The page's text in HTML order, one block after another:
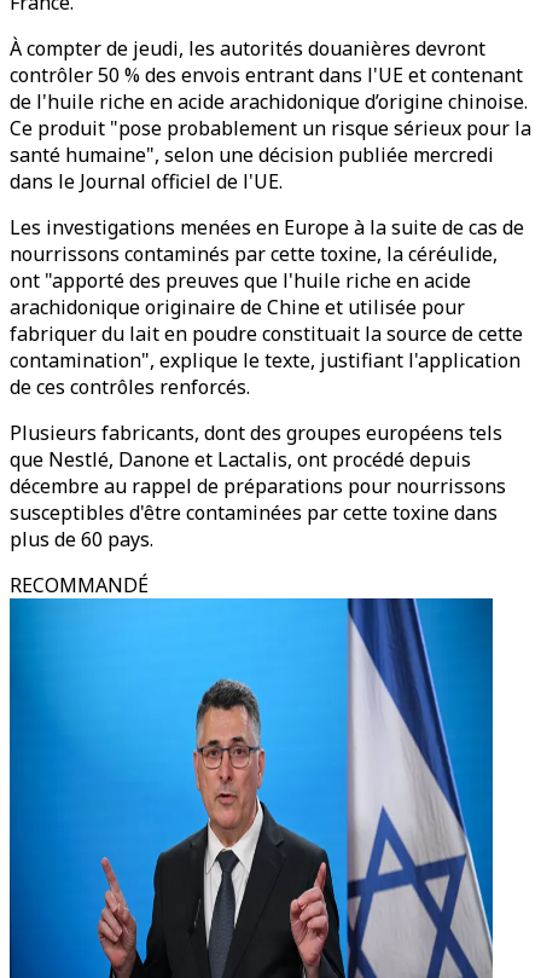
À compter de jeudi, les autorités douanières devront
contrôler 50 % des envois entrant dans l'UE et contenant
de l'huile riche en acide arachidonique d’origine chinoise.
Ce produit "pose probablement un risque sérieux pour la
santé humaine", selon une décision publiée mercredi
dans le Journal officiel de l'UE.
Les investigations menées en Europe à la suite de cas de
nourrissons contaminés par cette toxine, la céréulide,
ont "apporté des preuves que l'huile riche en acide
arachidonique originaire de Chine et utilisée pour
fabriquer du lait en poudre constituait la source de cette
contamination", explique le texte, justifiant l'application
de ces contrôles renforcés.
Plusieurs fabricants, dont des groupes européens tels
que Nestlé, Danone et Lactalis, ont procédé depuis
décembre au rappel de préparations pour nourrissons
susceptibles d'être contaminées par cette toxine dans
plus de 60 pays.
RECOMMANDÉ